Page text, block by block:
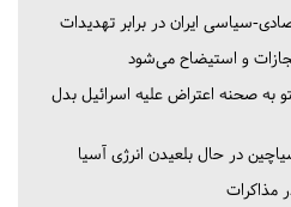
سیاسی ایران در برابر تهدیدات
و استیضاح می‌شود
به صحنه اعتراض علیه اسرائیل بدل
در حال بلعیدن انرژی آسیا
مذاکرات